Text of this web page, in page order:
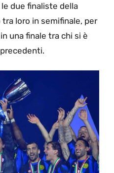
due finaliste della
loro in semifinale, per
una finale tra chi si è